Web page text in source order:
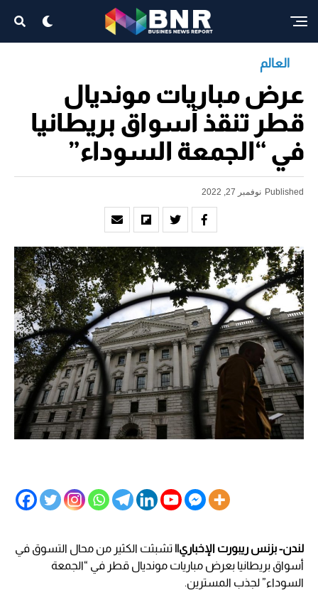
العالم
عرض مباريات مونديال
قطر تنقذ أسواق بريطانيا
في “الجمعة السوداء”
Published نوفمبر 27, 2022
لندن- بزنس ريبورت الإخباري|| تشبثت الكثير من محال التسوق في
أسواق بريطانيا بعرض مباريات مونديال قطر في “الجمعة
السوداء” لجذب المسترين.